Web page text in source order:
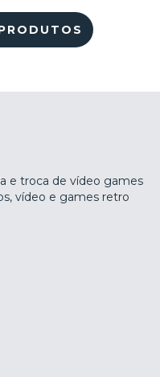
e troca de vídeo games
vídeo e games retro